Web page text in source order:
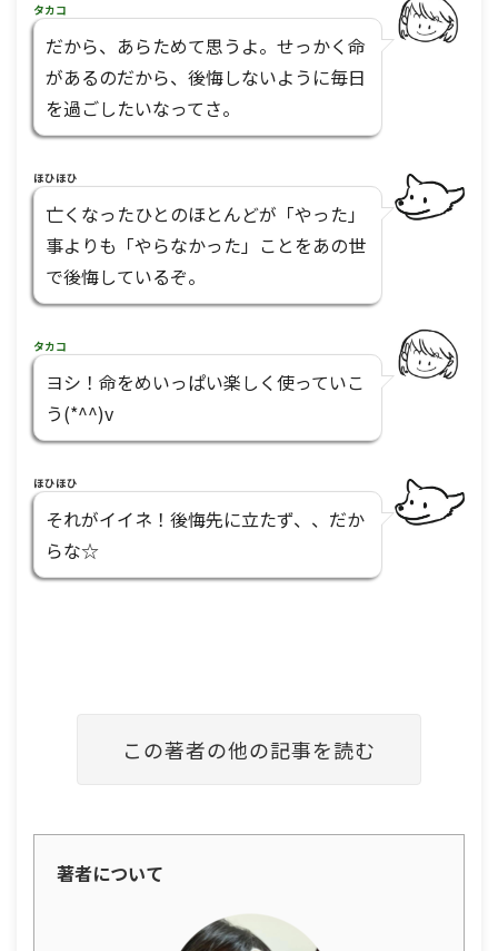
タカコ
だから、あらためて思うよ。せっかく命
があるのだから、後悔しないように毎日
を過ごしたいなってさ。
ほひほひ
亡くなったひとのほとんどが「やった」
事よりも「やらなかった」ことをあの世
で後悔しているぞ。
タカコ
ヨシ！命をめいっぱい楽しく使っていこ
う(*^^)v
ほひほひ
それがイイネ！後悔先に立たず、、だか
らな☆
この著者の他の記事を読む
著者について